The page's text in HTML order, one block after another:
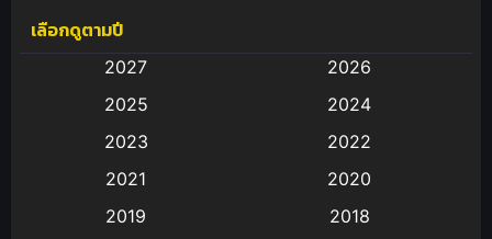
Anal (ประตูหลัง)
Animation การ์ตูน
Animation อนิเมะ
เลือกดูตามปี
2027
2026
2025
2024
2023
2022
2021
2020
2019
2018